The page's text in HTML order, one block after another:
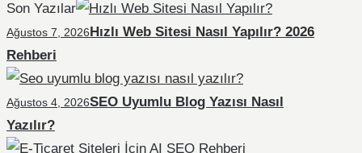
Son Yazılar
Ağustos 7, 2026 Hızlı Web Sitesi Nasıl Yapılır? 2026
Rehberi
Ağustos 4, 2026SEO Uyumlu Blog Yazısı Nasıl
Yazılır?